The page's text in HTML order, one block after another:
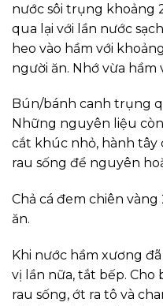
nước sôi trụng khoảng
qua lại với lần nước
heo vào hầm với
người ăn. Nhớ vừa
Bún/bánh canh trụng
Những nguyên liệu
cắt khúc nhỏ, hành tây
rau sống để nguyên
Chả cá đem chiên
ăn.
Khi nước hầm xương
vị lần nữa, tắt bếp. Cho
rau sống, ớt ra tô và